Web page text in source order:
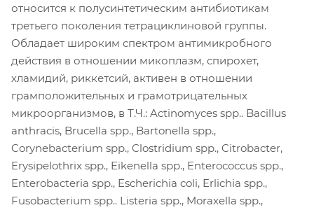
относится к полусинтетическим антибиотикам
третьего поколения тетрациклиновой группы.
Обладает широким спектром антимикробного
действия в отношении микоплазм, спирохет,
хламидий, риккетсий, активен в отношении
грамположительных и грамотрицательных
микроорганизмов, в Т.Ч.: Actinomyces spp.. Bacillus
anthracis, Brucella spp., Bartonella spp.,
Corynebacterium spp., Clostridium spp., Citrobacter,
Erysipelothrix spp., Eikenella spp., Enterococcus spp.,
Enterobacteria spp., Escherichia coli, Erlichia spp.,
Fusobacterium spp.. Listeria spp., Moraxella spp.,